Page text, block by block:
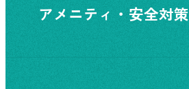
アメニティ・安全対策